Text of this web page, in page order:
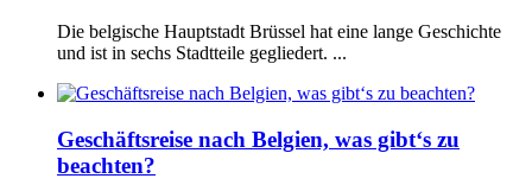
Die belgische Hauptstadt Brüssel hat eine lange Geschichte
und ist in sechs Stadtteile gegliedert. ...
Geschäftsreise nach Belgien, was gibt‘s zu
beachten?